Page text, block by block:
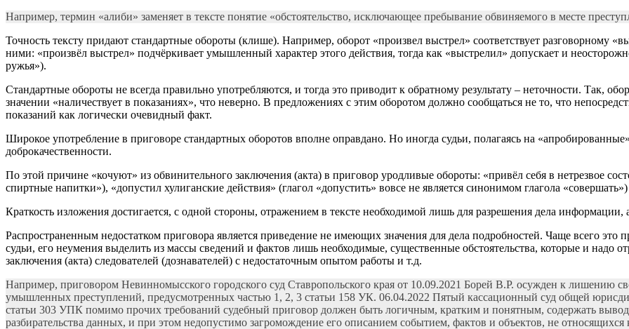
Например, термин «алиби» заменяет в тексте понятие «обстоятельство, исключающее пребывание обвиняемого в месте
Точность тексту придают стандартные обороты (клише). Например, оборот «произвел выстрел» соответствует разговорному
ними: «произвёл выстрел» подчёркивает умышленный характер этого действия, тогда как «выстрелил» допускает и
ружья»).
Стандартные обороты не всегда правильно употребляются, и тогда это приводит к обратному результату – неточности. Так,
значении «наличествует в показаниях», что неверно. В предложениях с этим оборотом должно сообщаться не то, что
показаний как логически очевидный факт.
Широкое употребление в приговоре стандартных оборотов вполне оправдано. Но иногда судьи, полагаясь на
доброкачественности.
По этой причине «кочуют» из обвинительного заключения (акта) в приговор уродливые обороты: «привёл себя в нетрезвое
спиртные напитки»), «допустил хулиганские действия» (глагол «допустить» вовсе не является синонимом глагола
Краткость изложения достигается, с одной стороны, отражением в тексте необходимой лишь для разрешения дела
Распространенным недостатком приговора является приведение не имеющих значения для дела подробностей. Чаще всего это
судьи, его неумения выделить из массы сведений и фактов лишь необходимые, существенные обстоятельства, которые и надо
заключения (акта) следователей (дознавателей) с недостаточным опытом работы и т.д.
Например, приговором Невинномысского городского суд Ставропольского края от 10.09.2021 Борей В.Р. осужден к лишению
умышленных преступлений, предусмотренных частью 1, 2, 3 статьи 158 УК. 06.04.2022 Пятый кассационный суд общей
статьи 303 УПК помимо прочих требований судебный приговор должен быть логичным, кратким и понятным, содержать
разбирательства данных, и при этом недопустимо загромождение его описанием событием, фактов и объектов, не